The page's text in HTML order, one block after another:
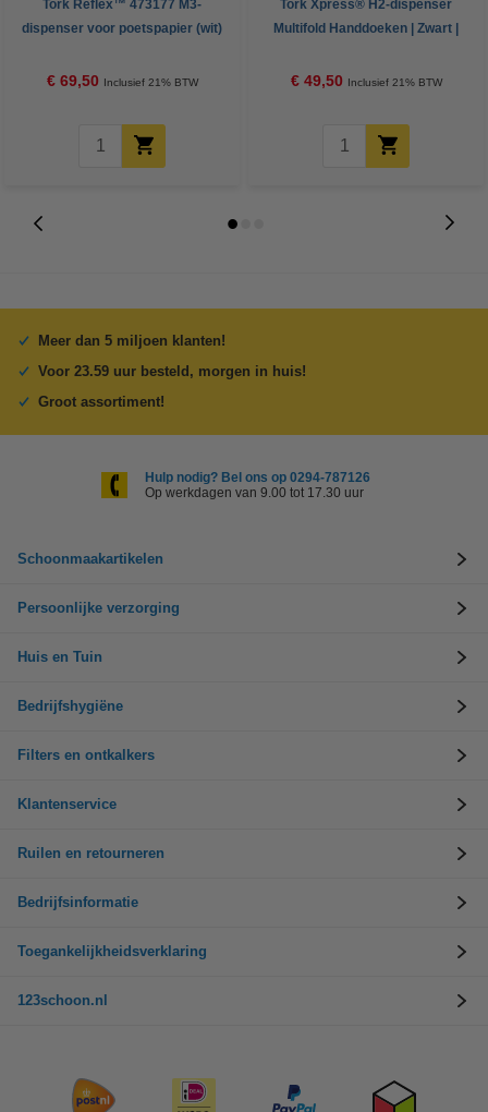
Tork Reflex™ 473177 M3-
dispenser voor poetspapier (wit)
€ 69,50 Inclusief 21% BTW
Tork Xpress® H2-dispenser
Multifold Handdoeken | Zwart |
€ 49,50 Inclusief 21% BTW
Meer dan 5 miljoen klanten!
Voor 23.59 uur besteld, morgen in huis!
Groot assortiment!
Hulp nodig? Bel ons op 0294-787126
Op werkdagen van 9.00 tot 17.30 uur
Schoonmaakartikelen
Persoonlijke verzorging
Huis en Tuin
Bedrijfshygiëne
Filters en ontkalkers
Klantenservice
Ruilen en retourneren
Bedrijfsinformatie
Toegankelijkheidsverklaring
123schoon.nl